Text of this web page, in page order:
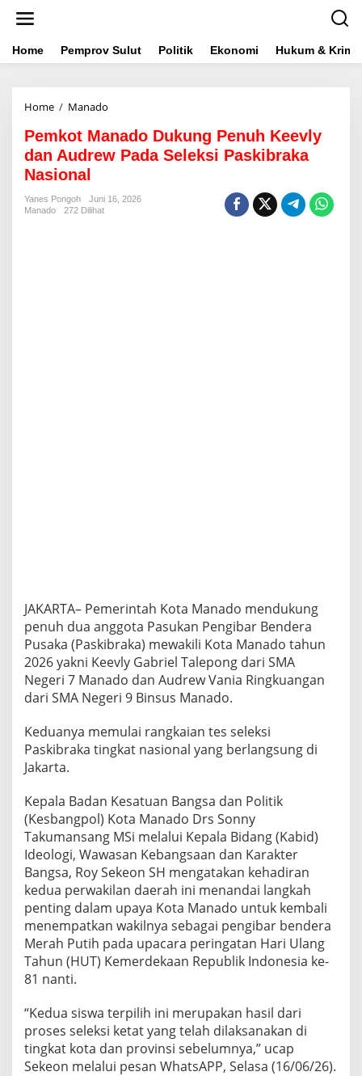
t
Home Pemprov Sulut Politik Ekonomi Hukum &
Home / Manado
m
k
o
M
r
e
w
P
a
d
a
e
l
e
P
a
s
k
i
b
r
a
a
N
i
o
n
a
l
Pemkot Manado Dukung Penuh Keevly
dan Audrew Pada Seleksi Paskibraka
Nasional
Yanes Pongoh
Juni 16, 2026
Manado
272 Dilihat
JAKARTA– Pemerintah Kota Manado mendukung
penuh dua anggota Pasukan Pengibar Bendera
Pusaka (Paskibraka) mewakili Kota Manado tahun
2026 yakni Keevly Gabriel Talepong dari SMA
Negeri 7 Manado dan Audrew Vania Ringkuangan
dari SMA Negeri 9 Binsus Manado.
Keduanya memulai rangkaian tes seleksi
Paskibraka tingkat nasional yang berlangsung di
Jakarta.
Kepala Badan Kesatuan Bangsa dan Politik
(Kesbangpol) Kota Manado Drs Sonny
Takumansang MSi melalui Kepala Bidang (Kabid)
Ideologi, Wawasan Kebangsaan dan Karakter
Bangsa, Roy Sekeon SH mengatakan kehadiran
kedua perwakilan daerah ini menandai langkah
penting dalam upaya Kota Manado untuk kembali
menempatkan wakilnya sebagai pengibar bendera
Merah Putih pada upacara peringatan Hari Ulang
Tahun (HUT) Kemerdekaan Republik Indonesia ke-
81 nanti.
“Kedua siswa terpilih ini merupakan hasil dari
proses seleksi ketat yang telah dilaksanakan di
tingkat kota dan provinsi sebelumnya,” ucap
Sekeon melalui pesan WhatsAPP, Selasa (16/06/26).